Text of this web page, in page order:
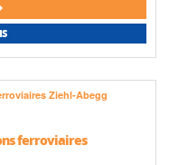
ferroviaires